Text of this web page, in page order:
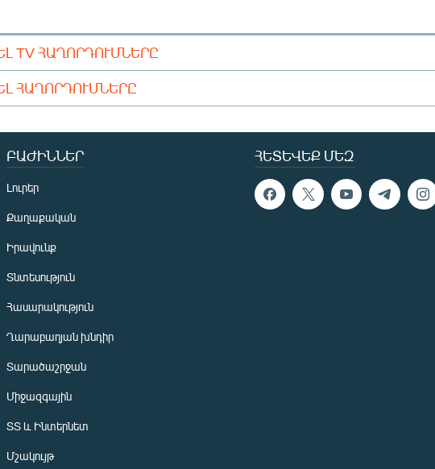
TV ՀԱՂՈՐԴՈՒՄՆԵՐԸ
ՀԱՂՈՐԴՈՒՄՆԵՐԸ
ՀԵՏԵՎԵՔ ՄԵԶ
ԲԱԺԻՆՆԵՐ
Լուրեր
Քաղաքական
Իրավունք
Տնտեսություն
Հասարակություն
Ղարաբաղյան խնդիր
Տարածաշրջան
Միջազգային
ՏՏ և Ինտերնետ
Մշակույթ